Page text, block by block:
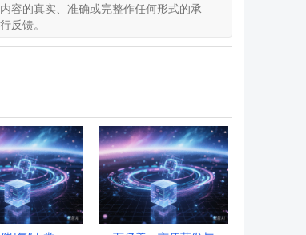
容的真实、准确或完整作任何形式的承
反馈。